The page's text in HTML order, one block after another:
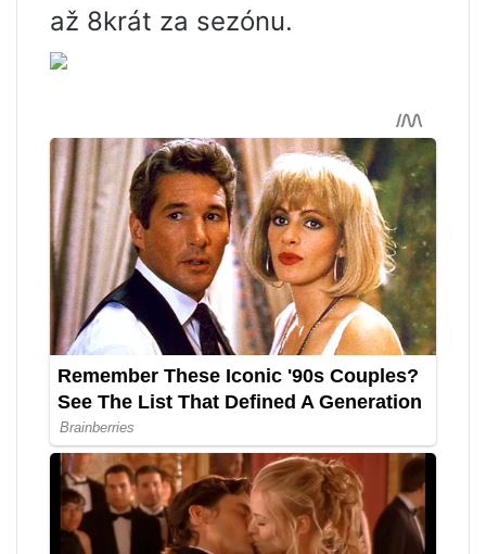
až 8krát za sezónu.